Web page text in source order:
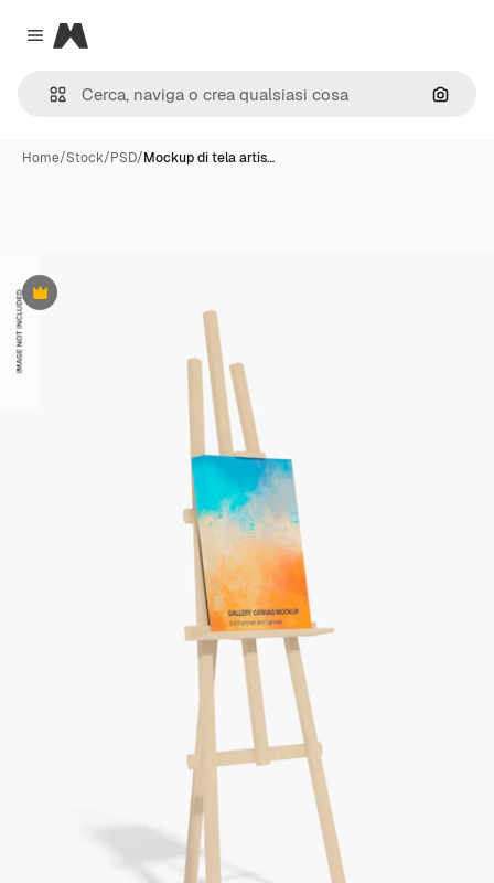
Close menu
Magnific
Cerca
Home/Stock/PSD/Mockup di tela artis…
Premium